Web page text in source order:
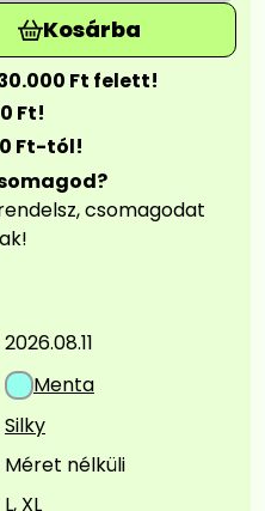
Kosárba
Ft felett!
Ft!
Ft-tól!
csomagodat
2026.08.11
Menta
Silky
Méret nélküli
L, XL